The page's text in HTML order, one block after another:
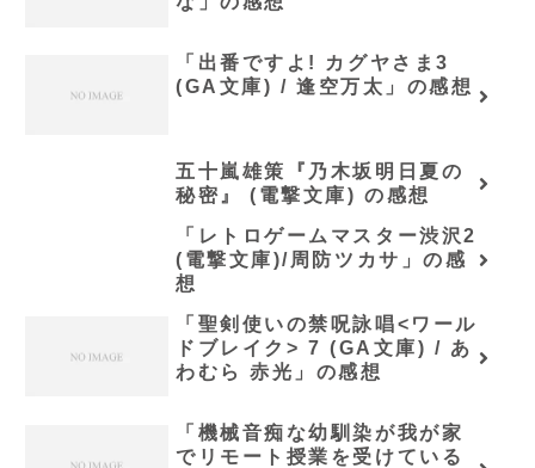
「出番ですよ! カグヤさま3
(GA文庫) / 逢空万太」の感想
五十嵐雄策『乃木坂明日夏の
秘密』 (電撃文庫) の感想
「レトロゲームマスター渋沢2
(電撃文庫)/周防ツカサ」の感
想
「聖剣使いの禁呪詠唱<ワール
ドブレイク> 7 (GA文庫) / あ
わむら 赤光」の感想
「機械音痴な幼馴染が我が家
でリモート授業を受けている